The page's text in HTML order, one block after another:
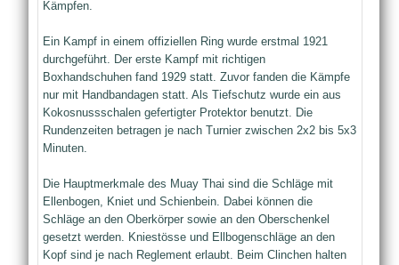
Kämpfen.
Ein Kampf in einem offiziellen Ring wurde erstmal 1921
durchgeführt. Der erste Kampf mit richtigen
Boxhandschuhen fand 1929 statt. Zuvor fanden die Kämpfe
nur mit Handbandagen statt. Als Tiefschutz wurde ein aus
Kokosnussschalen gefertigter Protektor benutzt. Die
Rundenzeiten betragen je nach Turnier zwischen 2x2 bis 5x3
Minuten.
Die Hauptmerkmale des Muay Thai sind die Schläge mit
Ellenbogen, Kniet und Schienbein. Dabei können die
Schläge an den Oberkörper sowie an den Oberschenkel
gesetzt werden. Kniestösse und Ellbogenschläge an den
Kopf sind je nach Reglement erlaubt. Beim Clinchen halten